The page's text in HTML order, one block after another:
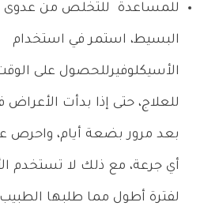
للمساعدة للتخلص من عدوى
البسيط، استمر في استخدام
الأسيكلوفيرللحصول على
للعلاج، حتى إذا بدأت
بعد مرور بضعة أيام، واحرص
أي جرعة، مع ذلك لا تستخدم
لفترة أطول مما طلبها